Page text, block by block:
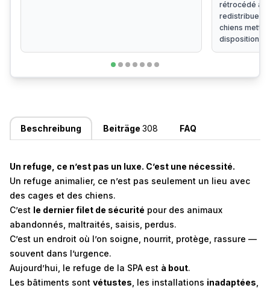
rétrocédé à
redistribue
chiens
disposition
Beschreibung Beiträge 308 FAQ
Un refuge, ce n’est pas un luxe. C’est une nécessité.
Un refuge animalier, ce n’est pas seulement un lieu avec
des cages et des chiens.
C’est le dernier filet de sécurité pour des animaux
abandonnés, maltraités, saisis, perdus.
C’est un endroit où l’on soigne, nourrit, protège, rassure —
souvent dans l’urgence.
Aujourd’hui, le refuge de la SPA est à bout.
Les bâtiments sont vétustes , les installations inadaptées